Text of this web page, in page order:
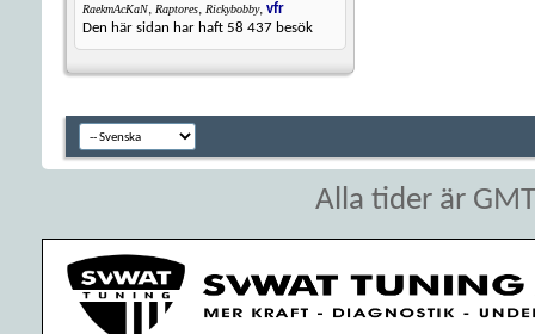
RaekmAcKaN, Raptores, Rickybobby, vfr
Den här sidan har haft 58 437 besök
Alla tider är